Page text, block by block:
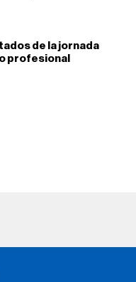
de la jornada
profesional